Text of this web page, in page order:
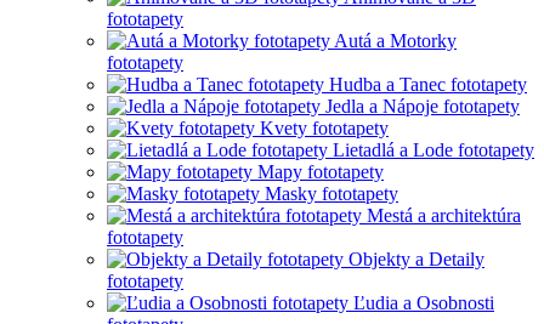
fototapety
Autá a Motorky
fototapety
Hudba a Tanec fototapety
Jedla a Nápoje fototapety
Kvety fototapety
Lietadlá a Lode fototapety
Mapy fototapety
Masky fototapety
Mestá a architektúra
fototapety
Objekty a Detaily
fototapety
Ľudia a Osobnosti